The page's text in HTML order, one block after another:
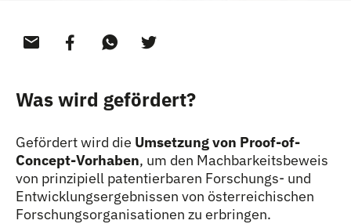
Was wird gefördert?
Gefördert wird die Umsetzung von Proof-of-
Concept-Vorhaben, um den Machbarkeitsbeweis
von prinzipiell patentierbaren Forschungs- und
Entwicklungsergebnissen von österreichischen
Forschungsorganisationen zu erbringen.